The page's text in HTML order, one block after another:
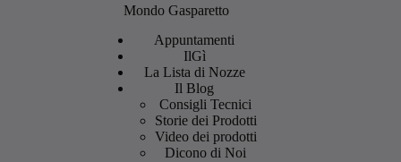
Mondo Gasparetto
Appuntamenti
IlGì
La Lista di Nozze
Il Blog
Consigli Tecnici
Storie dei Prodotti
Video dei prodotti
Dicono di Noi